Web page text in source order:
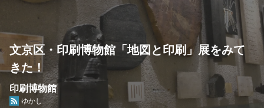
文京区・印刷博物館「地図と印刷」展をみて
きた！
印刷博物館
ゆかし